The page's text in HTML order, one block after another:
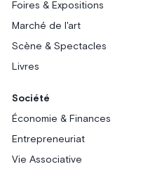
Foires & Expositions
Marché de l'art
Scène & Spectacles
Livres
Société
Économie & Finances
Entrepreneuriat
Vie Associative